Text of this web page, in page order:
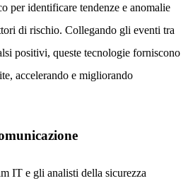
per identificare tendenze e anomalie
di rischio. Collegando gli eventi tra
positivi, queste tecnologie forniscono
accelerando e migliorando
IT e gli analisti della sicurezza